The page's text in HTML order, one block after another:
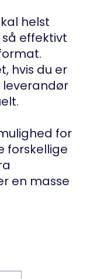
helst
effektivt
hvis du er
for
forskellige
en masse